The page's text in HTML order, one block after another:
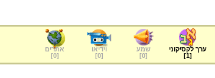
ערך לקסיקוני
[
1
]
שמע
[
0
]
וידיאו
[
0
]
אתרים
[
0
]